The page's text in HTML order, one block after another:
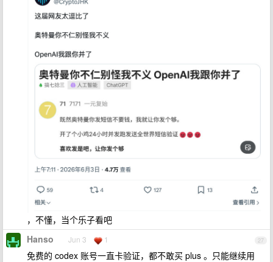
，不懂，当个乐子看吧
27
Hanso Jun 3 1
免费的 codex 账号一直卡验证，都不敢买 plus 。只能继续用